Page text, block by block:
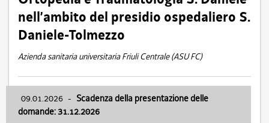
nell’ambito del presidio ospedaliero S.
Daniele-Tolmezzo
Azienda sanitaria universitaria Friuli Centrale (ASU FC)
09.01.2026 - Scadenza della presentazione delle
domande: 31.12.2026